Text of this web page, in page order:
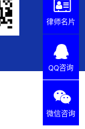
律师名片
QQ咨询
微信咨询